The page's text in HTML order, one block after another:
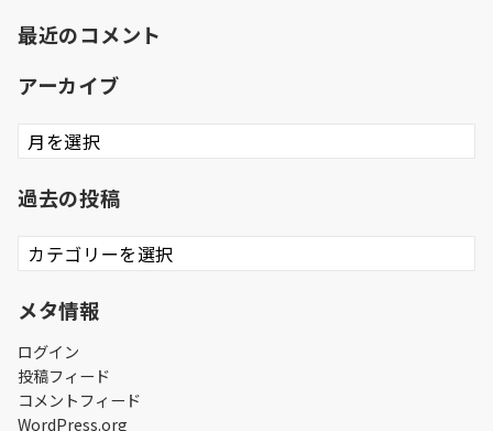
最近のコメント
アーカイブ
ア
ー
イ
過去の投稿
過
去
投
メタ情報
ログイン
投稿フィード
コメントフィード
WordPress.org